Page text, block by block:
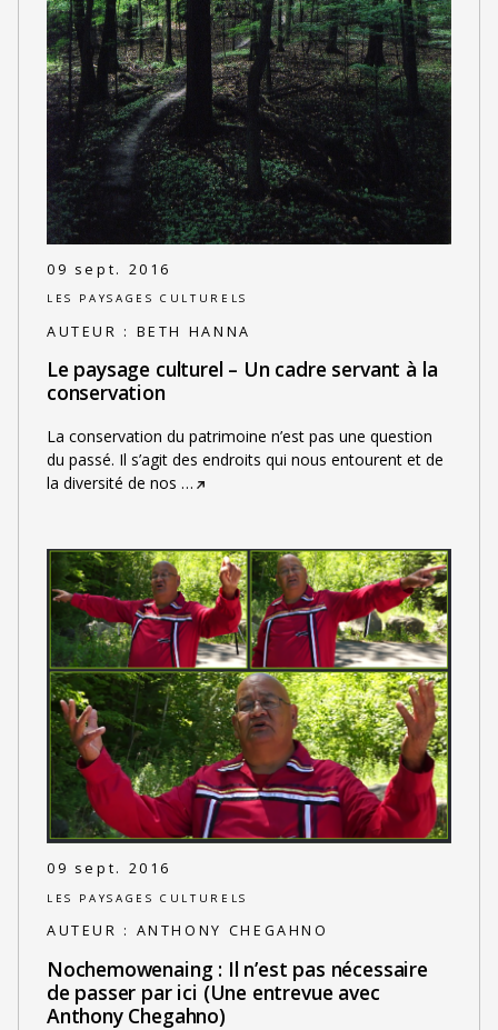
09 sept. 2016
LES PAYSAGES CULTURELS
AUTEUR : BETH HANNA
Le paysage culturel – Un cadre servant à la
conservation
La conservation du patrimoine n’est pas une question
du passé. Il s’agit des endroits qui nous entourent et de
la diversité de nos …
09 sept. 2016
LES PAYSAGES CULTURELS
AUTEUR : ANTHONY CHEGAHNO
Nochemowenaing : Il n’est pas nécessaire
de passer par ici (Une entrevue avec
Anthony Chegahno)